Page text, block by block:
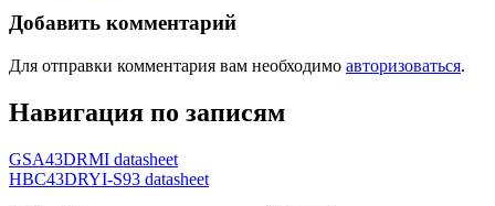
Добавить комментарий
Для отправки комментария вам необходимо авторизоваться.
Навигация по записям
GSA43DRMI datasheet
HBC43DRYI-S93 datasheet